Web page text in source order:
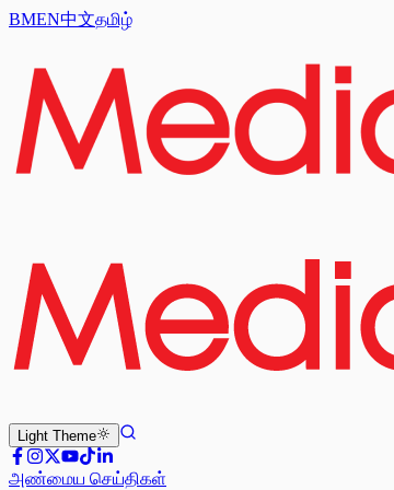
BMEN中文தமிழ்
Light Theme
அண்மைய செய்திகள்